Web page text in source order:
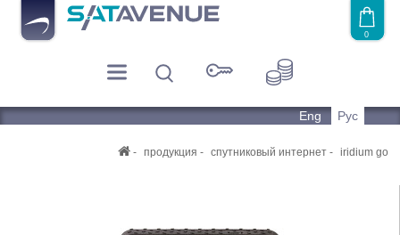
0
Eng Рус
продукция спутниковый интернет iridium go